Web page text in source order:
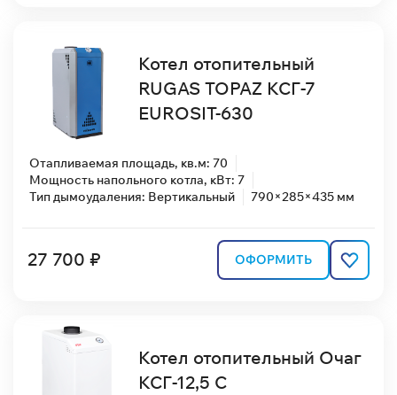
Котел отопительный
RUGAS TOPAZ КСГ-7
EUROSIT-630
Отапливаемая площадь, кв.м: 70
Мощность напольного котла, кВт: 7
Тип дымоудаления: Вертикальный
790×285×435 мм
27 700 ₽ ОФОРМИТЬ
Котел отопительный Очаг
КСГ-12,5 С